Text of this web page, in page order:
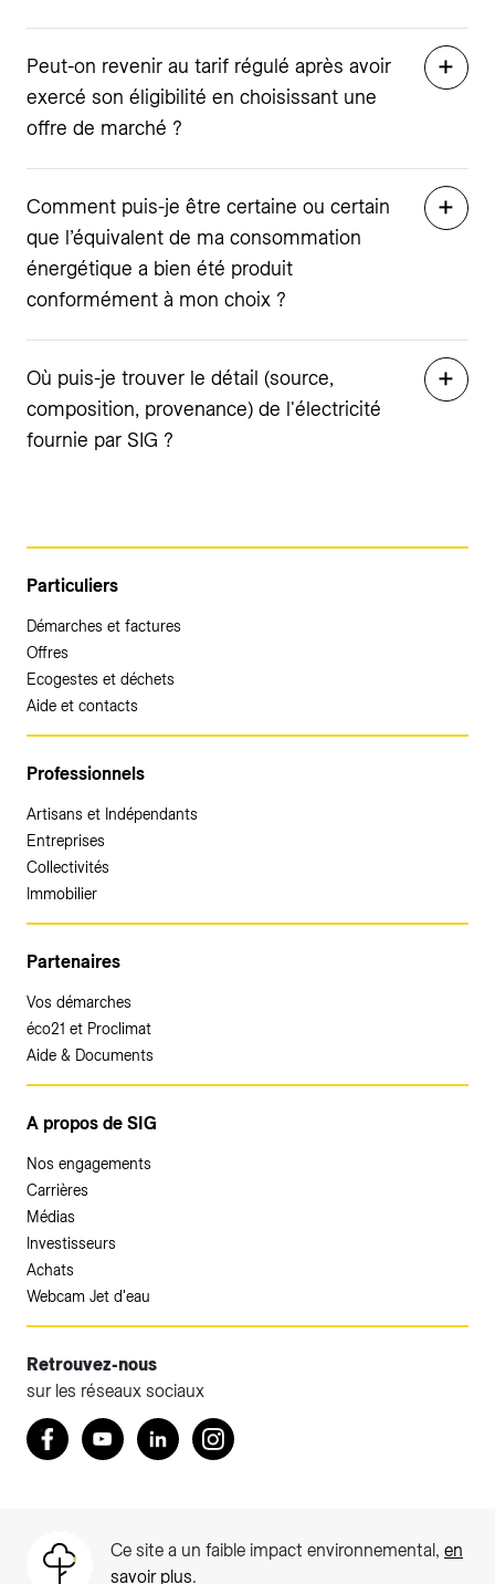
Peut-on revenir au tarif régulé après avoir
exercé son éligibilité en choisissant une
offre de marché ?
Comment puis-je être certaine ou certain
que l’équivalent de ma consommation
énergétique a bien été produit
conformément à mon choix ?
Où puis-je trouver le détail (source,
composition, provenance) de l'électricité
fournie par SIG ?
Particuliers
Démarches et factures
Offres
Ecogestes et déchets
Aide et contacts
Professionnels
Artisans et Indépendants
Entreprises
Collectivités
Immobilier
Partenaires
Vos démarches
éco21 et Proclimat
Aide & Documents
A propos de SIG
Nos engagements
Carrières
Médias
Investisseurs
Achats
Webcam Jet d'eau
Retrouvez-nous
sur les réseaux sociaux
Retrouvez nous sur Facebook
YoutubeLinkedInInstagram
Ce site a un faible impact environnemental, en
savoir plus.
Accéder à votre espace client SIG.
Votre espace client SIG n'est pas optimisé pour une
Particuliers)